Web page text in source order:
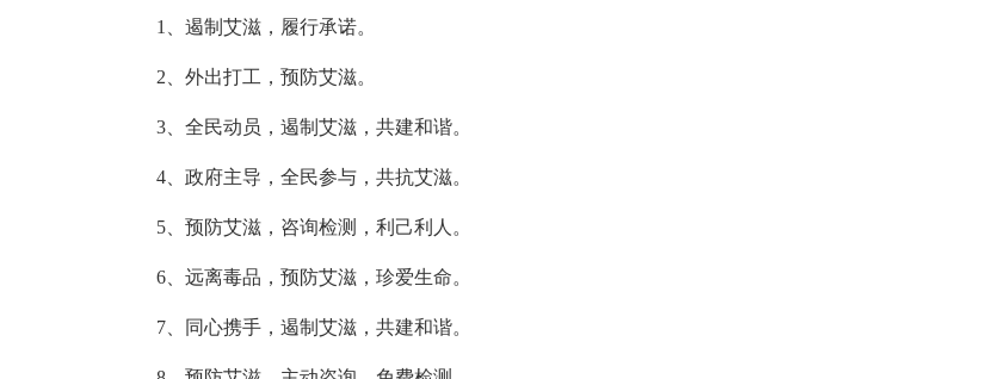
1、遏制艾滋，履行承诺。
2、外出打工，预防艾滋。
3、全民动员，遏制艾滋，共建和谐。
4、政府主导，全民参与，共抗艾滋。
5、预防艾滋，咨询检测，利己利人。
6、远离毒品，预防艾滋，珍爱生命。
7、同心携手，遏制艾滋，共建和谐。